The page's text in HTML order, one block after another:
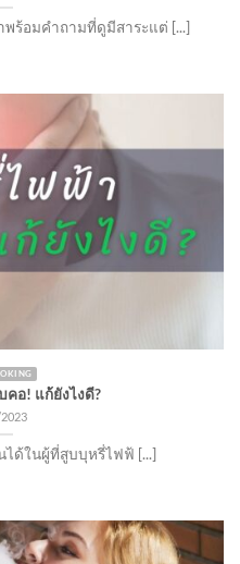
ร้อมคำถามที่ดูมีสาระแต่ [...]
อ! แก้ยังไงดี?
ด้ในผู้ที่สูบบุหรี่ไฟฟ้ [...]